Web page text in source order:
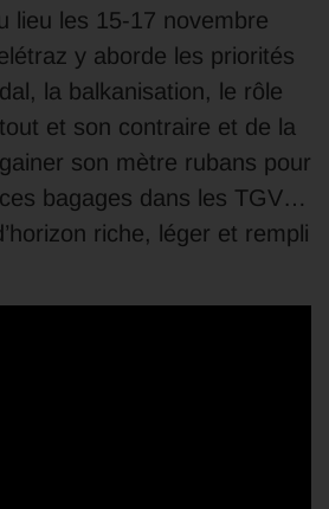
lieu les 15-17 novembre
y aborde les priorités
la balkanisation, le rôle
et son contraire et de la
son mètre rubans pour
bagages dans les TGV…
riche, léger et rempli